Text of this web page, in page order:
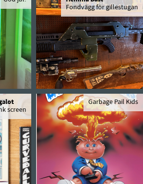
Fondvägg för gillestugan
screen
Garbage Pail Kids